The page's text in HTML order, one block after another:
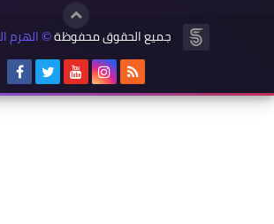
جميع الحقوق محفوظة© الهرم